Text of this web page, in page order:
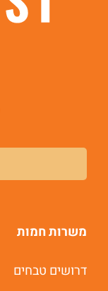
משרות חמות
דרושים טבחים